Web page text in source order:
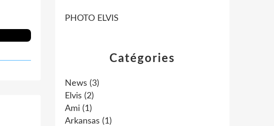
Catégories
News (3)
Elvis (2)
Ami (1)
Arkansas (1)
PHOTO ELVIS